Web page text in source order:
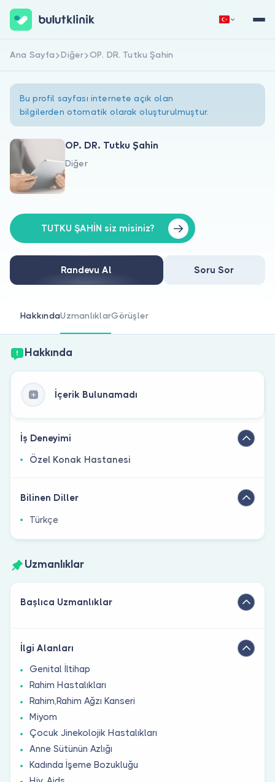
Hakkımızda
Doktorlar için
Doktor musunuz?
Hemen Kaydol
Ana Sayfa Diğer OP. DR. Tutku Şahin
Bu profil sayfası internete açık olan
bilgilerden otomatik olarak oluşturulmuştur.
OP. DR. Tutku Şahin
Diğer
TUTKU ŞAHİN siz misiniz?
Randevu Al Soru Sor
HakkındaUzmanlıklarGörüşler
Hakkında
İçerik Bulunamadı
İş Deneyimi
Özel Konak Hastanesi
Bilinen Diller
Türkçe
Uzmanlıklar
Başlıca Uzmanlıklar
İlgi Alanları
Genital İltihap
Rahim Hastalıkları
Rahim,Rahim Ağzı Kanseri
Miyom
Çocuk Jinekolojik Hastalıkları
Anne Sütünün Azlığı
Kadında İşeme Bozukluğu